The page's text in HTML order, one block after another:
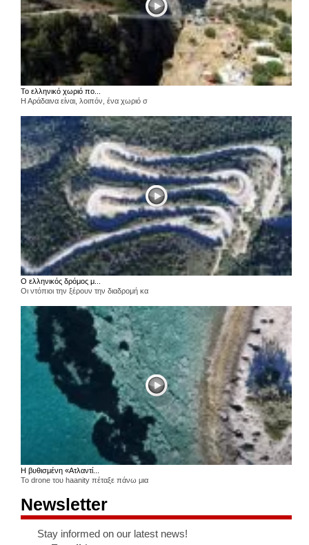
Το ελληνικό χωριό πο...
Η Αράδαινα είναι, λοιπόν, ένα χωριό σ
Ο ελληνικός δρόμος μ...
Οι ντόπιοι την ξέρουν την διαδρομή κα
Η βυθισμένη «Ατλαντί...
Το drone του haanity πέταξε πάνω μια
Newsletter
Stay informed on our latest news!